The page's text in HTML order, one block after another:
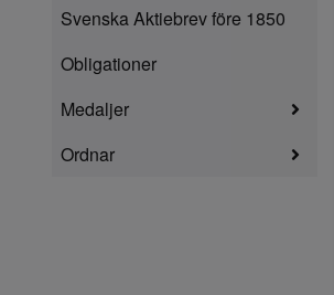
Svenska Aktiebrev före 1850
Obligationer
Medaljer
Ordnar